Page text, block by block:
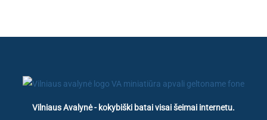
Vilniaus Avalynė - kokybiški batai visai šeimai internetu.